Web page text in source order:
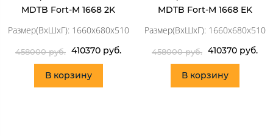
MDTB Fort-M 1668 2K
Размер(ВхШхГ): 1660x680x510
458000 руб. 410370 руб.
В корзину
MDTB Fort-M 1668 EK
Размер(ВхШхГ): 1660x680x510
458000 руб. 410370 руб.
В корзину